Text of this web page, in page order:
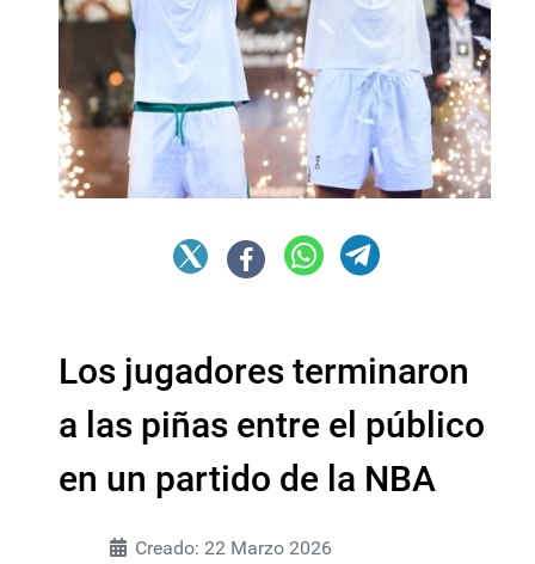
Los jugadores terminaron
a las piñas entre el público
en un partido de la NBA
Creado: 22 Marzo 2026